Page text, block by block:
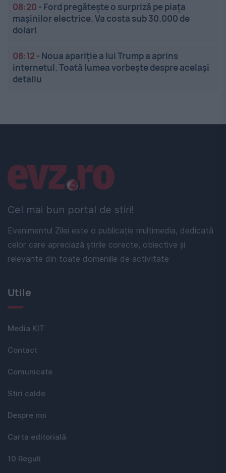
08:20 - Ford pregătește o surpriză pe piața
mașinilor electrice. Va costa sub 30.000 de
dolari
08:12 - Noua apariție a lui Trump a aprins
internetul. Toată lumea vorbește despre același
detaliu
Cel mai bun portal de stiri!
Evenimentul Zilei este o publicație multimedia, dedicată
celor care apreciază știrile corecte, obiective și
relevante din toate domeniile de activitate
Linkuri utile
Utile
Media KIT
Contact
Comunicate
Stiri calde
Despre noi
Carta editorială
10 Reguli